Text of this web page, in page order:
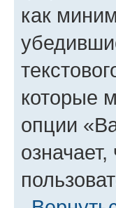
как
которые
опции